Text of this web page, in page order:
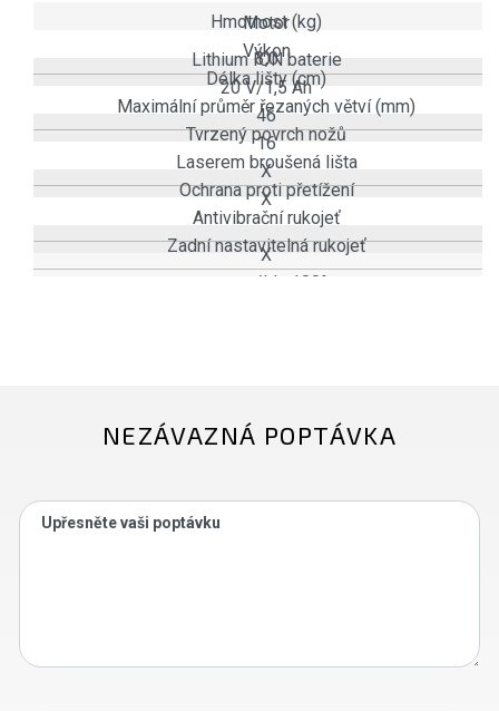
Hmotnost (kg)
3,0
Motor
Lithium ION baterie
Výkon
20 V/1,5 Ah
Délka lišty (cm)
46
Maximální průměr řezaných větví (mm)
16
Tvrzený povrch nožů
X
Laserem broušená lišta
X
Ochrana proti přetížení
Antivibrační rukojeť
X
Zadní nastavitelná rukojeť
ano, v úhlu 180°
NEZÁVAZNÁ POPTÁVKA
Upřesněte vaši poptávku